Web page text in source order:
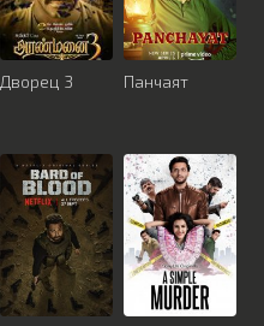
Дворец 3 Панчаят